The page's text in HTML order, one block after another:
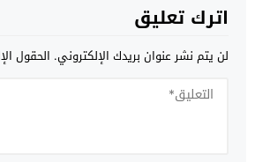
اترك تعليق
لن يتم نشر عنوان بريدك الإلكتروني. الحقول